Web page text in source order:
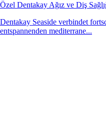
Özel Dentakay Ağız ve Diş
Dentakay Seaside verbindet
entspannenden mediterrane...